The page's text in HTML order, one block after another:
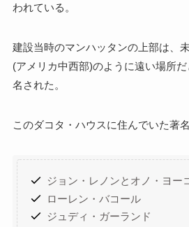
われている。
建設当時のマンハッタンの上部は、
(アメリカ中西部)のように遠い場所
名された。
このダコタ・ハウスに住んでいた著
ジョン・レノンとオノ・ヨー
ローレン・バコール
ジュディ・ガーランド